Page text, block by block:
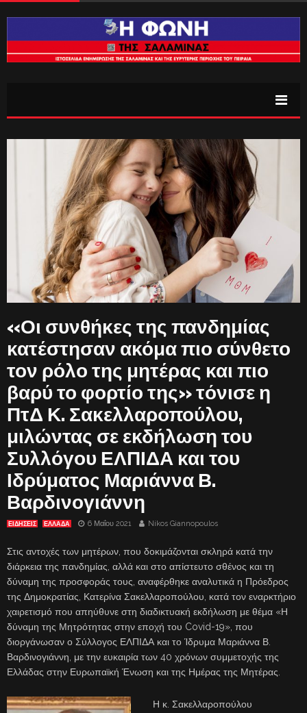
«Οι συνθήκες της πανδημίας
κατέστησαν ακόμα πιο σύνθετο
τον ρόλο της μητέρας και πιο
βαρύ το φορτίο της» τόνισε η
ΠτΔ Κ. Σακελλαροπούλου,
μιλώντας σε εκδήλωση του
Συλλόγου ΕΛΠΙΔΑ και του
Ιδρύματος Μαριάννα Β.
Βαρδινογιάννη
ΕΙΔΗΣΕΙΣ ΕΛΛΑΔΑ 6 Μαΐου 2021 Nikos Giannopoulos
Στις αντοχές των μητέρων, που δοκιμάζονται σκληρά κατά την
διάρκεια της πανδημίας, αλλά και στο απίστευτο σθένος και τη
δύναμη της προσφοράς τους, αναφέρθηκε αναλυτικά η Πρόεδρος
της Δημοκρατίας, Κατερίνα Σακελλαροπούλου, κατά τον εναρκτήριο
χαιρετισμό που απηύθυνε στη διαδικτυακή εκδήλωση με θέμα «Η
δύναμη της Μητρότητας στην εποχή του Covid-19», που
διοργάνωσαν ο Σύλλογος ΕΛΠΙΔΑ και το Ίδρυμα Μαριάννα Β.
Βαρδινογιάννη, με την ευκαιρία των 40 χρόνων συμμετοχής της
Ελλάδας στην Ευρωπαϊκή Ένωση και της Ημέρας της Μητέρας.
Η κ. Σακελλαροπούλου